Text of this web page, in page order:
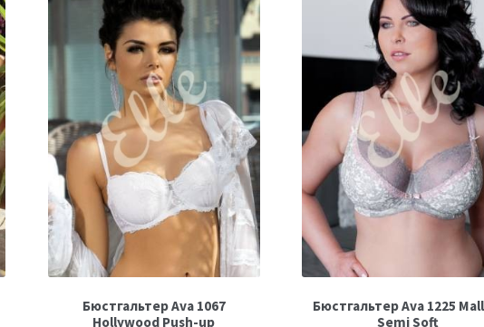
Бюстгальтер Ava 1067
Hollywood Рush-up
Бюстгальтер Ava 1225
Semi Soft